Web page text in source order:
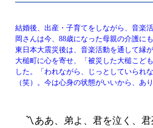
結婚後、出産・子育てをしながら、音楽
岡さんは今、88歳になった母親の介護に
東日本大震災後は、音楽活動を通して縁
大槌町に心を寄せ、「被災した大槌こど
した。「われながら、じっとしていられ
（笑）。今は心身の状態がいいから、あ
〽ああ、弟よ、君を泣く、